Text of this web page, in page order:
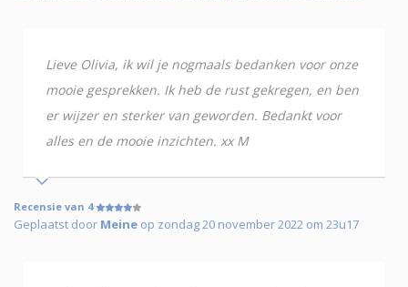
Lieve Olivia, ik wil je nogmaals bedanken voor onze
mooie gesprekken. Ik heb de rust gekregen, en ben
er wijzer en sterker van geworden. Bedankt voor
alles en de mooie inzichten. xx M
Recensie van 4
Geplaatst door Meine op zondag 20 november 2022 om 23u17